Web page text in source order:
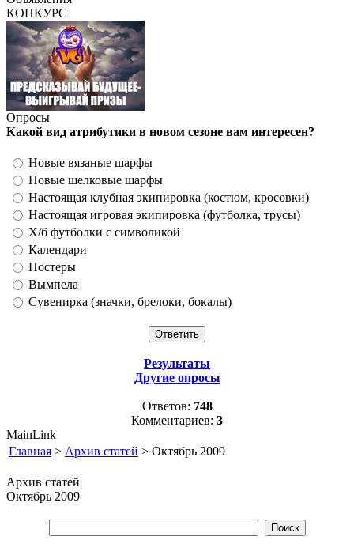
КОНКУРС
Опросы
Какой вид атрибутики в новом сезоне вам интересен?
Новые вязаные шарфы
Новые шелковые шарфы
Настоящая клубная экипировка (костюм, кросовки)
Настоящая игровая экипировка (футболка, трусы)
Х/б футболки с символикой
Календари
Постеры
Вымпела
Сувенирка (значки, брелоки, бокалы)
Результаты
Другие опросы
Ответов: 748
Комментариев: 3
MainLink
Главная > Архив статей > Октябрь 2009
Архив статей
Октябрь 2009